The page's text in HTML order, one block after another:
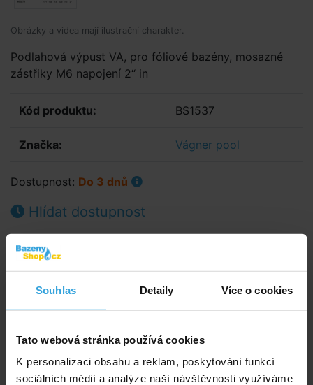
Souhlas Detaily Více o cookies
Tato webová stránka používá cookies
K personalizaci obsahu a reklam, poskytování funkcí
sociálních médií a analýze naší návštěvnosti využíváme
Obrázky a videa mají ilustrační charakter.
Podlahová výpust VA, pro fóliové bazény, mosazné
zástřiky M6 napojení 2“ in
Kód produktu: BS1537
Značka: Vágner pool
Dostupnost: Do 3 dnů
Hlídat dostupnost
921,49 Kč bez DPH
Do košíku
Podrobný popis